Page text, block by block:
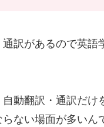
訳があるので英
動翻訳・通訳だ
ない場面が多い